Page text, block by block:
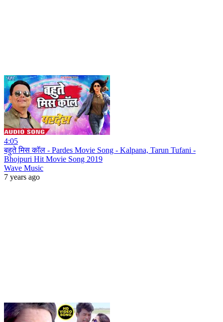
4:05
बहुते मिस कॉल - Pardes Movie Song - Kalpana, Tarun Tufani -
Bhojpuri Hit Movie Song 2019
Wave Music
7 years ago